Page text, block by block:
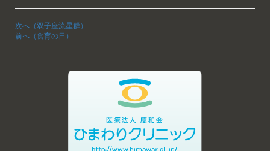
次へ（双子座流星群）
前へ（食育の日）